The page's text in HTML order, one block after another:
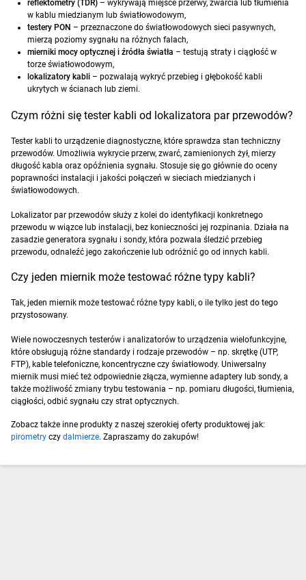
reflektometry (TDR) – wykrywają miejsce przerwy, zwarcia lub tłumienia
w kablu miedzianym lub światłowodowym,
testery PON – przeznaczone do światłowodowych sieci pasywnych,
mierzą poziomy sygnału na różnych falach,
mierniki mocy optycznej i źródła światła – testują straty i ciągłość w
torze światłowodowym,
lokalizatory kabli – pozwalają wykryć przebieg i głębokość kabli
ukrytych w ścianach lub ziemi.
Czym różni się tester kabli od lokalizatora par przewodów?
Tester kabli to urządzenie diagnostyczne, które sprawdza stan techniczny
przewodów. Umożliwia wykrycie przerw, zwarć, zamienionych żył, mierzy
długość kabla oraz opóźnienia sygnału. Stosuje się go głównie do oceny
poprawności instalacji i jakości połączeń w sieciach miedzianych i
światłowodowych.
Lokalizator par przewodów służy z kolei do identyfikacji konkretnego
przewodu w wiązce lub instalacji, bez konieczności jej rozpinania. Działa na
zasadzie generatora sygnału i sondy, która pozwala śledzić przebieg
przewodu, odnaleźć jego zakończenie lub odróżnić go od innych kabli.
Czy jeden miernik może testować różne typy kabli?
Tak, jeden miernik może testować różne typy kabli, o ile tylko jest do tego
przystosowany.
Wiele nowoczesnych testerów i analizatorów to urządzenia wielofunkcyjne,
które obsługują różne standardy i rodzaje przewodów – np. skrętkę (UTP,
FTP), kable telefoniczne, koncentryczne czy światłowody. Uniwersalny
miernik musi mieć też odpowiednie złącza, wymienne adaptery lub sondy, a
także możliwość zmiany trybu testowania – np. pomiaru długości, tłumienia,
ciągłości, odbić sygnału czy strat optycznych.
Zobacz także inne produkty z naszej szerokiej oferty produktowej jak:
pirometry czy dalmierze. Zapraszamy do zakupów!